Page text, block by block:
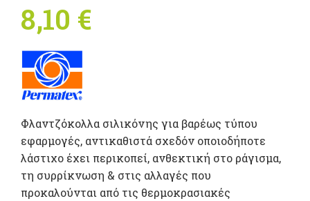
8,10 €
Φλαντζόκολλα σιλικόνης για βαρέως τύπου
εφαρμογές, αντικαθιστά σχεδόν οποιοδήποτε
λάστιχο έχει περικοπεί, ανθεκτική στο ράγισμα,
τη συρρίκνωση & στις αλλαγές που
προκαλούνται από τις θερμοκρασιακές